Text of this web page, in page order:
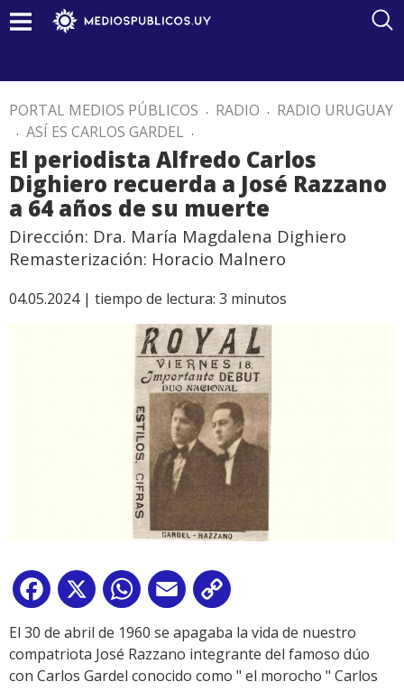
PORTAL MEDIOS PÚBLICOS . RADIO . RADIO URUGUAY
. ASÍ ES CARLOS GARDEL .
El periodista Alfredo Carlos
Dighiero recuerda a José Razzano
a 64 años de su muerte
Dirección: Dra. María Magdalena Dighiero
Remasterización: Horacio Malnero
04.05.2024 | tiempo de lectura: 3 minutos
Facebook
X WhatsApp
Email
Link
El 30 de abril de 1960 se apagaba la vida de nuestro
compatriota José Razzano integrante del famoso dúo
con Carlos Gardel conocido como " el morocho " Carlos